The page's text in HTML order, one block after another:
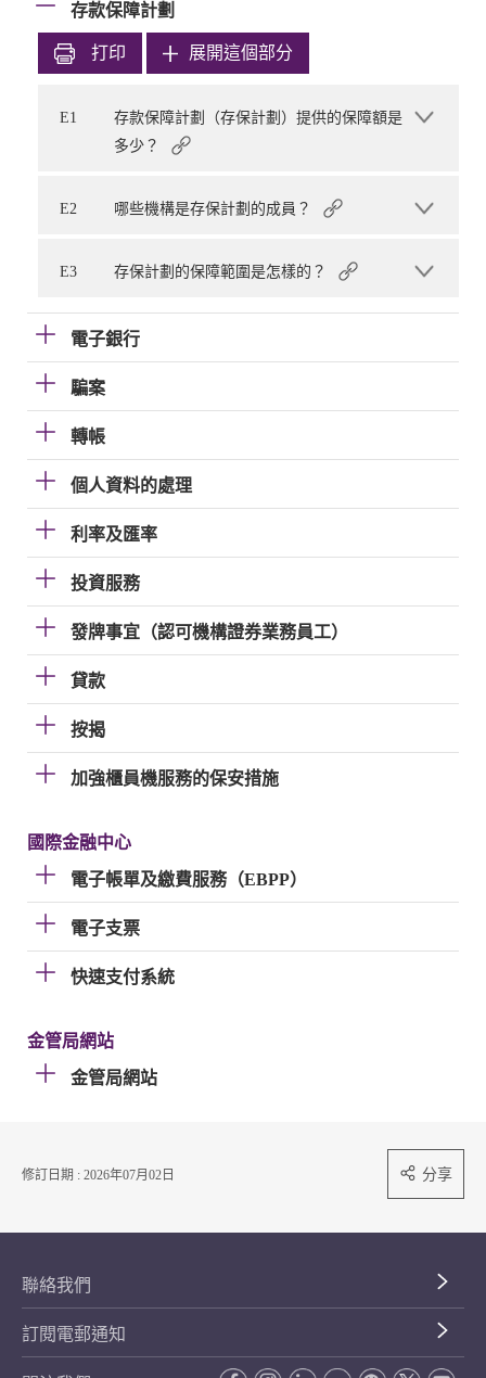
存款保障計劃
打印 展開這個部分
E1
存款保障計劃（存保計劃）提供的保障額是
多少？
E2 哪些機構是存保計劃的成員？
E3 存保計劃的保障範圍是怎樣的？
電子銀行
騙案
轉帳
個人資料的處理
利率及匯率
投資服務
發牌事宜（認可機構證券業務員工）
貸款
按揭
加強櫃員機服務的保安措施
國際金融中心
電子帳單及繳費服務（EBPP）
電子支票
快速支付系統
金管局網站
金管局網站
修訂日期 : 2026年07月02日 分享
聯絡我們
訂閱電郵通知